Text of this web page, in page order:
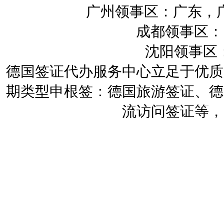
广州领事区：广东，
成都领事区
沈阳领事区
德国签证代办服务中心立足于优
期类型申根签：德国旅游签证、
流访问签证等